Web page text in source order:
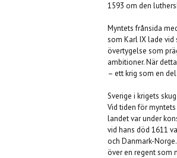
1593 om den
Myntets frånsida
som Karl IX lade vid
övertygelse som
ambitioner. När
– ett krig som en
Sverige i krigets
Vid tiden för
landet var under
vid hans död 1611
och Danmark-
över en regent som